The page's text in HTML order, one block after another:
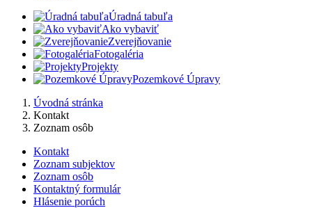
Úradná tabuľa
Ako vybaviť
Zverejňovanie
Fotogaléria
Projekty
Pozemkové Úpravy
Úvodná stránka
Kontakt
Zoznam osôb
Kontakt
Zoznam subjektov
Zoznam osôb
Kontaktný formulár
Hlásenie porúch